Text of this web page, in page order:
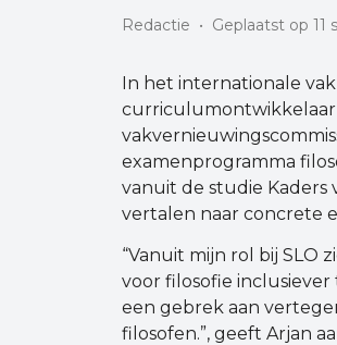
Redactie • Geplaatst op 11
In het internationale
curriculumontwikkelaar
examenprogramma
vanuit de studie Kaders
vertalen naar concrete
“Vanuit mijn rol bij SLO
voor filosofie
een gebrek aan
filosofen.”, geeft Arjan